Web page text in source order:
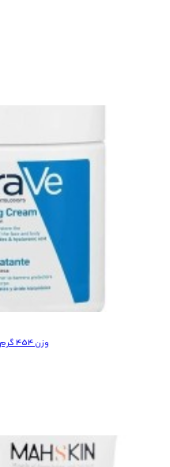
کرم مرطوب کننده سراوی، مدل MOISTURISING وزن 454 گرم